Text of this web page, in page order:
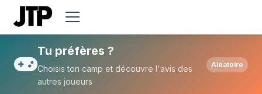
Tu préfères Être un portable ou Être un
Tu préfères ?
Choisis ton camp et découvre l'avis des
autres joueurs
Aléatoire